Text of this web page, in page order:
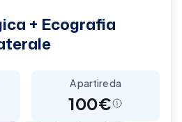
+ Ecografia
A partire da
100€